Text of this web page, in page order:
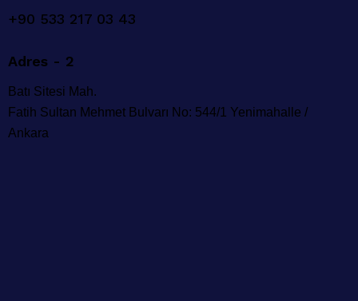
+90 533 217 03 43
Adres - 2
Batı Sitesi Mah.
Fatih Sultan Mehmet Bulvarı No: 544/1 Yenimahalle /
Ankara